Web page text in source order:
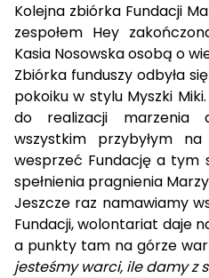
Kolejna zbiórka Fundacji
zespołem Hey
Kasia Nosowska osobą o
Zbiórka funduszy odbyła
pokoiku w stylu Myszki
do realizacji marzenia
wszystkim przybyłym
wesprzeć Fundację a tym
spełnienia pragnienia
Jeszcze raz namawiamy
Fundacji, wolontariat daje
a punkty tam na górze
jesteśmy warci, ile damy z